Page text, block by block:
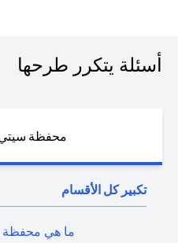
أسئلة يتكرر طرحها
محفظة سيتي
تكبير كل الأقسام
ما هي محفظة